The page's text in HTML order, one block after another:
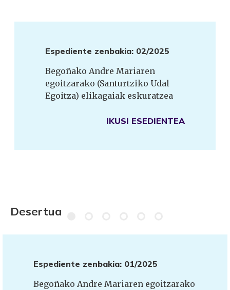
Espediente zenbakia: 02/2025
Begoñako Andre Mariaren
egoitzarako (Santurtziko Udal
Egoitza) elikagaiak eskuratzea
IKUSI ESEDIENTEA
Desertua
Espediente zenbakia: 01/2025
Begoñako Andre Mariaren egoitzarako